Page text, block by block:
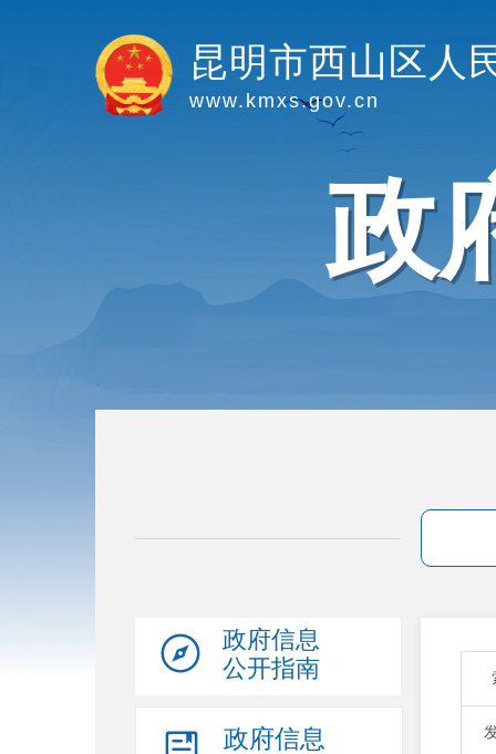
昆明市西山区人
www.kmxs.gov.cn
政
政府信息
公开指南
政府信息